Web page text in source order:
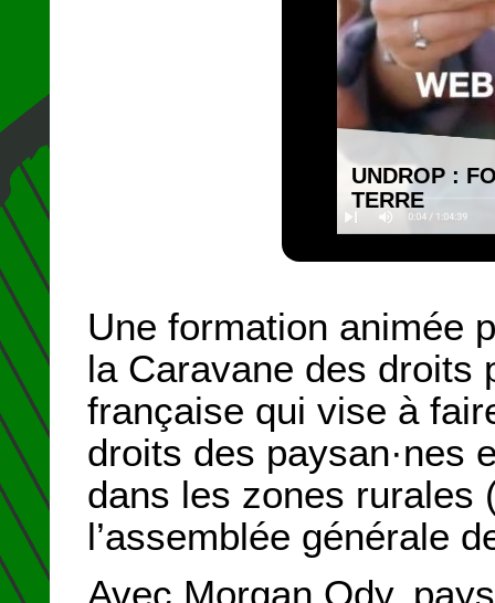
UNDROP :
TERRE
Une formation animée
la Caravane des droits
française qui vise à
droits des paysan·nes
dans les zones rurales
l’assemblée générale
Avec Morgan Ody,